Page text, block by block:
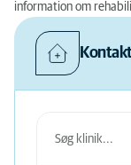
information om